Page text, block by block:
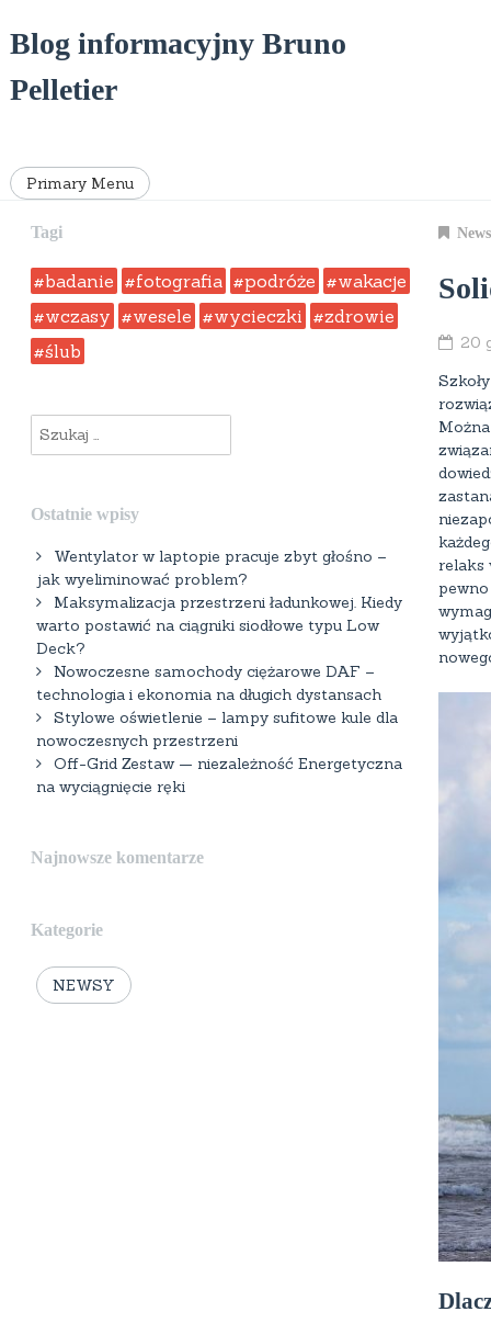
to
content
Blog informacyjny Bruno
Pelletier
Primary Menu
20
relaks
Tagi
badanie fotografia podróże
wakacje
wczasy
wesele wycieczki
zdrowie
ślub
Szukaj:
Ostatnie wpisy
Wentylator w laptopie pracuje zbyt głośno –
jak wyeliminować problem?
Maksymalizacja przestrzeni ładunkowej. Kiedy
warto postawić na ciągniki siodłowe typu Low
Deck?
Nowoczesne samochody ciężarowe DAF –
technologia i ekonomia na długich dystansach
Stylowe oświetlenie – lampy sufitowe kule dla
nowoczesnych przestrzeni
Off-Grid Zestaw — niezależność Energetyczna
na wyciągnięcie ręki
Najnowsze komentarze
Kategorie
NEWSY